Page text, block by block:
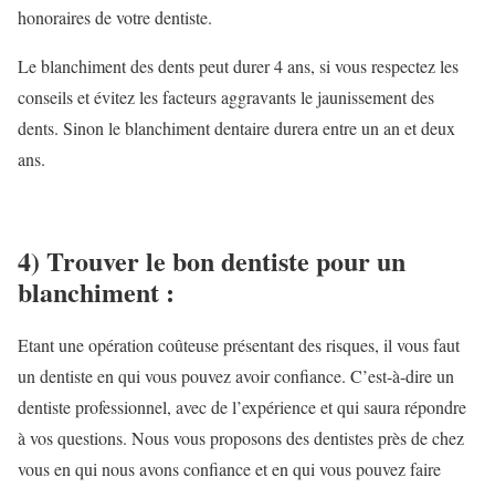
honoraires de votre dentiste.
Le blanchiment des dents peut durer 4 ans, si vous respectez les
conseils et évitez les facteurs aggravants le jaunissement des
dents. Sinon le blanchiment dentaire durera entre un an et deux
ans.
4) Trouver le bon dentiste pour un
blanchiment :
Etant une opération coûteuse présentant des risques, il vous faut
un dentiste en qui vous pouvez avoir confiance. C’est-à-dire un
dentiste professionnel, avec de l’expérience et qui saura répondre
à vos questions. Nous vous proposons des dentistes près de chez
vous en qui nous avons confiance et en qui vous pouvez faire